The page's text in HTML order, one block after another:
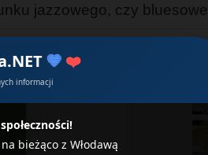
💙 ❤️
informacji
bieżąco z Włodawą
jazzowego, czy